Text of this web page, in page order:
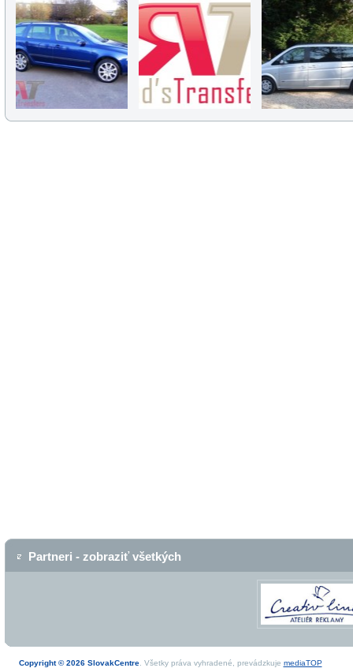
Partneri - zobraziť všetkých
Copyright © 2026 SlovakCentre. Všetky práva vyhradené, prevádzkuje mediaTOP